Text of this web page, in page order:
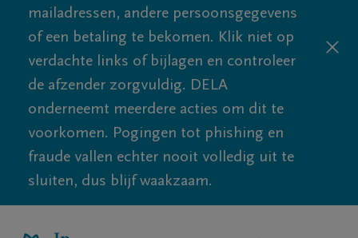
mailadressen, andere persoonsgegevens
of een betaling te bekomen. Klik niet op
verdachte links of bijlagen en controleer
de afzender zorgvuldig. DELA
onderneemt meerdere acties om dit te
voorkomen. Pogingen tot phishing en
fraude vallen echter nooit volledig uit te
sluiten, dus blijf waakzaam.